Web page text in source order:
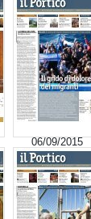
06/09/2015